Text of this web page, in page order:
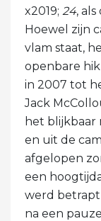
x2019; 24,
Hoewel zijn
vlam staat,
openbare
in 2007 tot
Jack
het blijkbaar
en uit de
afgelopen
een
werd betrapt
na een